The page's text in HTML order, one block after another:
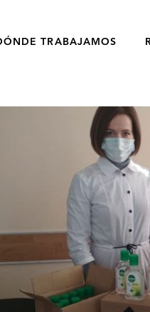
TRABAJAMOS